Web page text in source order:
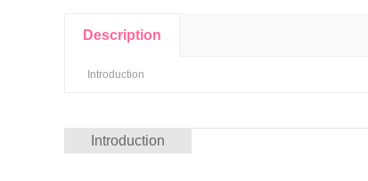
Description
Introduction
Introduction